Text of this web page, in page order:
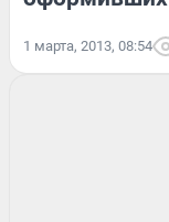
1 марта, 2013, 08:54